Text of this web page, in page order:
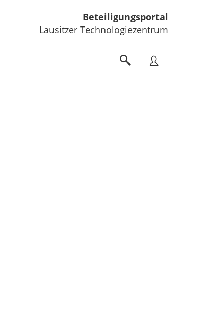
Beteiligungsportal
Lausitzer Technologiezentrum